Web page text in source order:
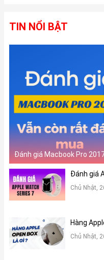
3. Kết nối
Thay đổi đáng chú ý tiếp
máy đã được trang bị cổng
Lightning truyền thống.
Apple xác nhận vào năm
Liên minh châu Âu. Điều
những mẫu iPhone tiên
TIN NỔI BẬT
Đánh giá Macbook Pro
Đánh giá
Chủ Nhật,
Hàng
Chủ Nhật,